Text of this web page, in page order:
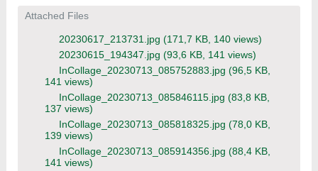
Attached Files
20230617_213731.jpg (171,7 KB, 140 views)
20230615_194347.jpg (93,6 KB, 141 views)
InCollage_20230713_085752883.jpg (96,5 KB,
141 views)
InCollage_20230713_085846115.jpg (83,8 KB,
137 views)
InCollage_20230713_085818325.jpg (78,0 KB,
139 views)
InCollage_20230713_085914356.jpg (88,4 KB,
141 views)